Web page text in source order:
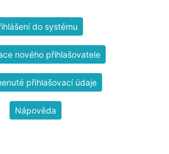
do systému
nového přihlašovatele
přihlašovací údaje
Nápověda